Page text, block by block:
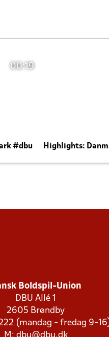
00:19
#dbu
Highlights:
Boldspil-Union
DBU Allé 1
2605 Brøndby
(mandag - fredag 9-